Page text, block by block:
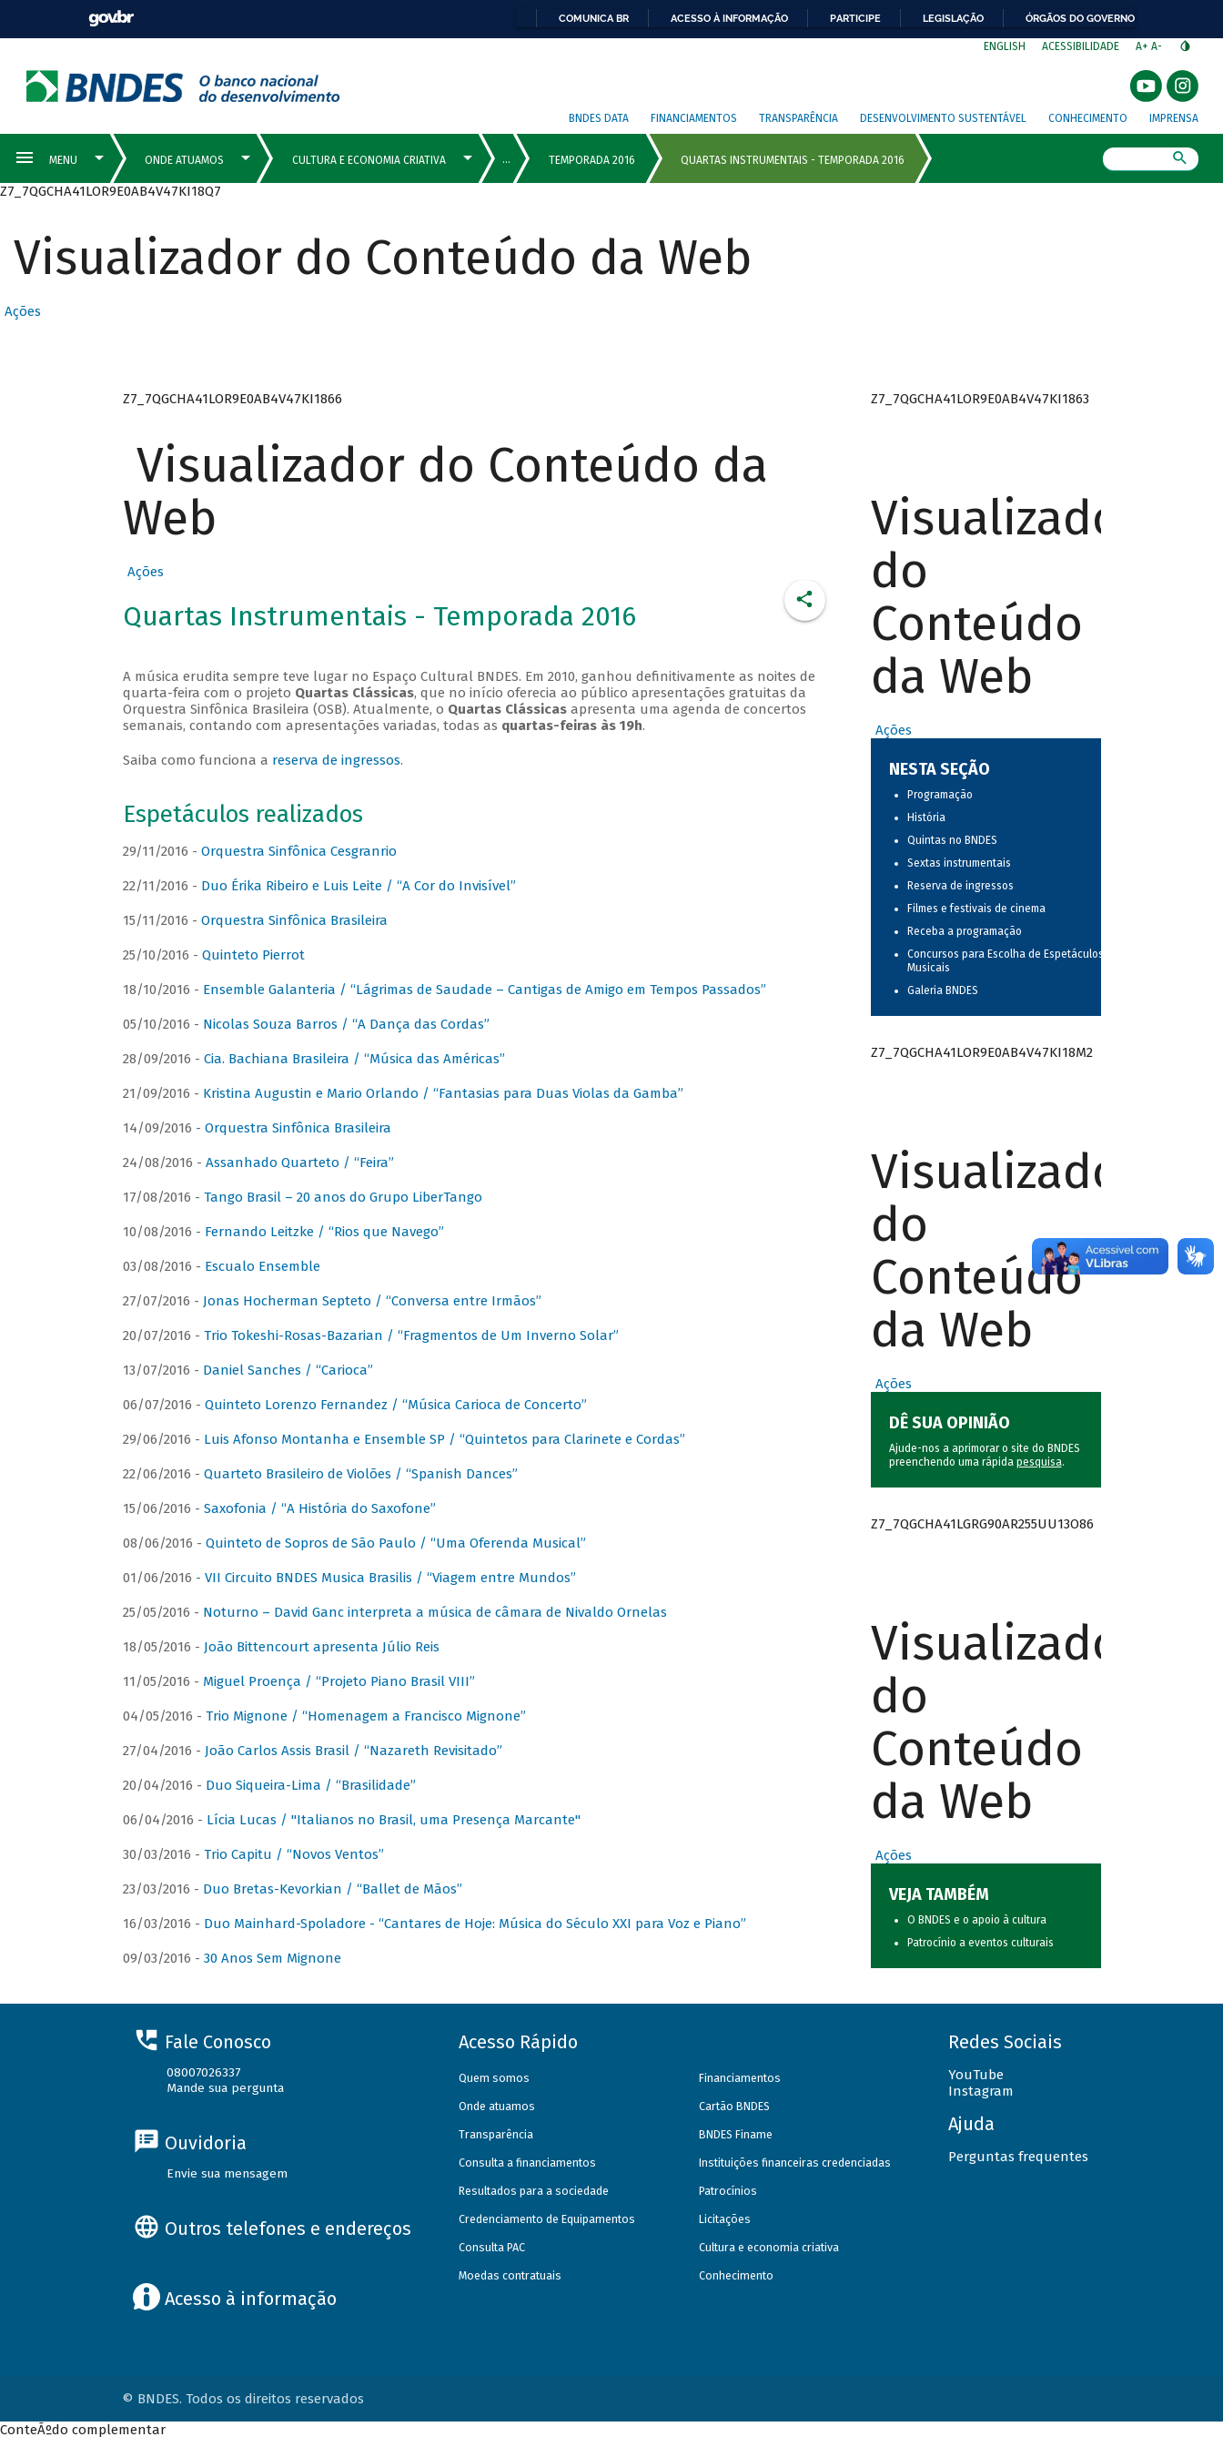
COMUNICA BR ACESSO À INFORMAÇÃO PARTICIPE LEGISLAÇÃO ÓRGÃOS DO GOVERNO
ENGLISH ACESSIBILIDADE A+ A-
BNDES DATA FINANCIAMENTOS TRANSPARÊNCIA DESENVOLVIMENTO SUSTENTÁVEL CONHECIMENTO IMPRENSA
Z7_7QGCHA41LOR9E0AB4V47KI18Q7
Visualizador do Conteúdo da Web
Ações
Z7_7QGCHA41LOR9E0AB4V47KI1866
Visualizador do Conteúdo da
Web
Ações
Quartas Instrumentais - Temporada 2016
A música erudita sempre teve lugar no Espaço Cultural BNDES. Em 2010, ganhou definitivamente as noites de
quarta-feira com o projeto Quartas Clássicas, que no início oferecia ao público apresentações gratuitas da
Orquestra Sinfônica Brasileira (OSB). Atualmente, o Quartas Clássicasapresenta uma agenda de concertos
semanais, contando com apresentações variadas, todas as quartas-feiras às 19h.
Saiba como funciona a reserva de ingressos.
Espetáculos realizados
29/11/2016 - Orquestra Sinfônica Cesgranrio
22/11/2016 - Duo Érika Ribeiro e Luis Leite / “A Cor do Invisível”
15/11/2016 - Orquestra Sinfônica Brasileira
25/10/2016 - Quinteto Pierrot
18/10/2016 - Ensemble Galanteria / “Lágrimas de Saudade – Cantigas de Amigo em Tempos Passados”
05/10/2016 - Nicolas Souza Barros / “A Dança das Cordas”
28/09/2016 - Cia. Bachiana Brasileira / “Música das Américas”
21/09/2016 - Kristina Augustin e Mario Orlando / “Fantasias para Duas Violas da Gamba”
14/09/2016 - Orquestra Sinfônica Brasileira
24/08/2016 - Assanhado Quarteto / “Feira”
17/08/2016 - Tango Brasil – 20 anos do Grupo LiberTango
10/08/2016 - Fernando Leitzke / “Rios que Navego”
03/08/2016 - Escualo Ensemble
27/07/2016 - Jonas Hocherman Septeto / “Conversa entre Irmãos”
20/07/2016 - Trio Tokeshi-Rosas-Bazarian / “Fragmentos de Um Inverno Solar”
13/07/2016 - Daniel Sanches / “Carioca”
06/07/2016 - Quinteto Lorenzo Fernandez / “Música Carioca de Concerto”
29/06/2016 - Luis Afonso Montanha e Ensemble SP / “Quintetos para Clarinete e Cordas”
22/06/2016 - Quarteto Brasileiro de Violões / “Spanish Dances”
15/06/2016 - Saxofonia / “A História do Saxofone”
08/06/2016 - Quinteto de Sopros de São Paulo / “Uma Oferenda Musical”
01/06/2016 - VII Circuito BNDES Musica Brasilis / “Viagem entre Mundos”
25/05/2016 - Noturno – David Ganc interpreta a música de câmara de Nivaldo Ornelas
18/05/2016 - João Bittencourt apresenta Júlio Reis
11/05/2016 - Miguel Proença / “Projeto Piano Brasil VIII”
04/05/2016 - Trio Mignone / “Homenagem a Francisco Mignone”
27/04/2016 - João Carlos Assis Brasil / “Nazareth Revisitado”
20/04/2016 - Duo Siqueira-Lima / “Brasilidade”
06/04/2016 - Lícia Lucas / "Italianos no Brasil, uma Presença Marcante"
30/03/2016 - Trio Capitu / “Novos Ventos”
23/03/2016 - Duo Bretas-Kevorkian / “Ballet de Mãos”
16/03/2016 - Duo Mainhard-Spoladore - “Cantares de Hoje: Música do Século XXI para Voz e Piano”
09/03/2016 - 30 Anos Sem Mignone
Z7_7QGCHA41LOR9E0AB4V47KI1863
Visualizador
do
Conteúdo
da Web
Ações
NESTA SEÇÃO
Programação
História
Quintas no BNDES
Sextas instrumentais
Reserva de ingressos
Filmes e festivais de cinema
Receba a programação
Concursos para Escolha de Espetáculos
Musicais
Galeria BNDES
Z7_7QGCHA41LOR9E0AB4V47KI18M2
Visualizador
do
Conteúdo
da Web
Ações
DÊ SUA OPINIÃO
Ajude-nos a aprimorar o site do BNDES
preenchendo uma rápida pesquisa.
Z7_7QGCHA41LGRG90AR255UU13O86
Visualizador
do
Conteúdo
da Web
Ações
VEJA TAMBÉM
O BNDES e o apoio à cultura
Patrocínio a eventos culturais
Fale Conosco
08007026337
Mande sua pergunta
Ouvidoria
Envie sua mensagem
Outros telefones e endereços
Acesso à informação
Acesso Rápido
Quem somos
Onde atuamos
Transparência
Consulta a financiamentos
Resultados para a sociedade
Credenciamento de Equipamentos
Consulta PAC
Moedas contratuais
Financiamentos
Cartão BNDES
BNDES Finame
Instituições financeiras credenciadas
Patrocínios
Licitações
Cultura e economia criativa
Conhecimento
Redes Sociais
YouTube
Instagram
Ajuda
Perguntas frequentes
© BNDES. Todos os direitos reservados
ConteÃºdo complementar